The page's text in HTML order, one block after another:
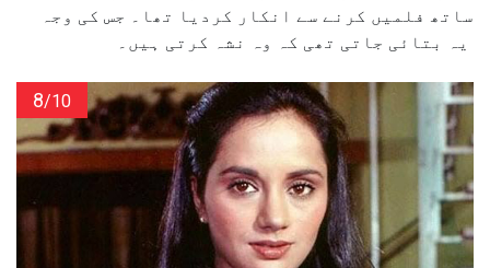
ساتھ فلمیں کرنے سے انکار کردیا تھا۔ جس کی وجہ
8/10